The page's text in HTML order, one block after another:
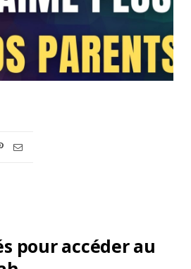
pour accéder au